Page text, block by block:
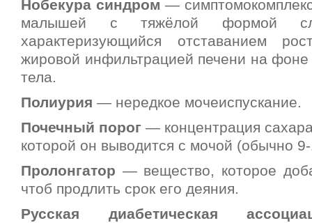
Нобекура cиндром —
малышей с тяжёлой формой
характеризующийся отставанием
жировой инфильтрацией печени на
тела.
Полиурия — нередкое мочеиспускание.
Почечный порог — концентрация
которой он выводится с мочой (обычно
Пролонгатор — вещество, которое
чтоб продлить срок его деяния.
Русская диабетическая